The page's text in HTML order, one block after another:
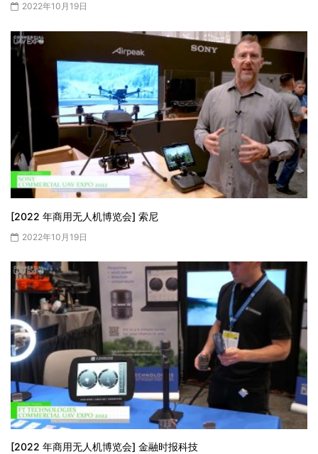
2022年10月19日
[2022 年商用无人机博览会] 索尼
2022年10月19日
[2022 年商用无人机博览会] 金融时报科技